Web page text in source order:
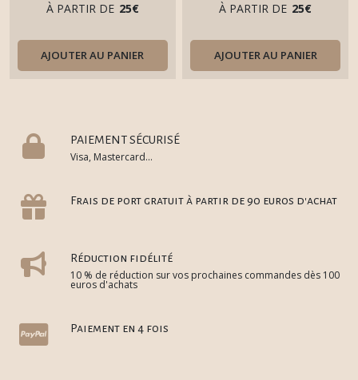
À PARTIR DE 25€
AJOUTER AU PANIER
À PARTIR DE 25€
AJOUTER AU PANIER
PAIEMENT SÉCURISÉ
Visa, Mastercard...
Frais de port gratuit à partir de 90 euros d'achat
Réduction fidélité
10 % de réduction sur vos prochaines commandes dès 100
euros d'achats
Paiement en 4 fois